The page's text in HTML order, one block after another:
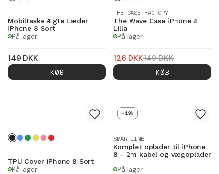
Mobiltaske Ægte Læder
iPhone 8 Sort
På lager
149 DKK
KØB
THE CASE FACTORY
The Wave Case iPhone 8
Lilla
På lager
126 DKK149DKK
KØB
TPU Cover iPhone 8 Sort
På lager
-19%
SMARTLINE
Komplet oplader til iPhone
8 - 2m kabel og vægoplader
På lager